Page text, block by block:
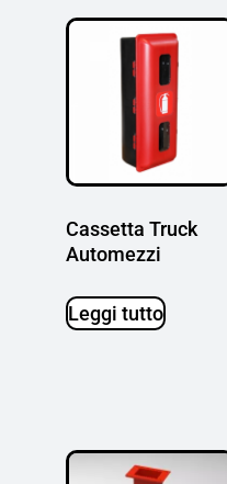
Cassetta Truck
Automezzi
Leggi tutto